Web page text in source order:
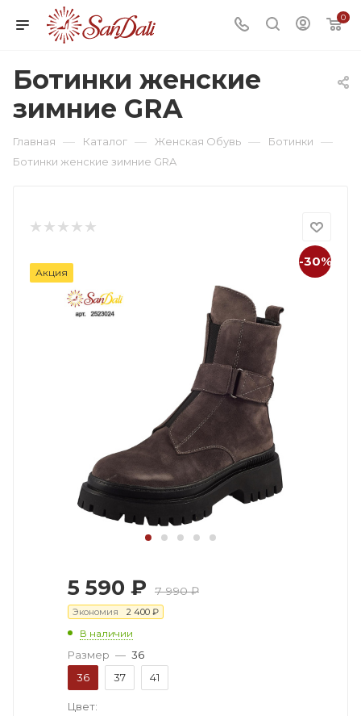
0
Ботинки женские
зимние GRA
Главная — Каталог — Женская Обувь — Ботинки —
Ботинки женские зимние GRA
-30%
Акция
5 590 ₽ 7 990₽
Экономия 2 400 ₽
В наличии
Размер — 36
36
37 41
Цвет: